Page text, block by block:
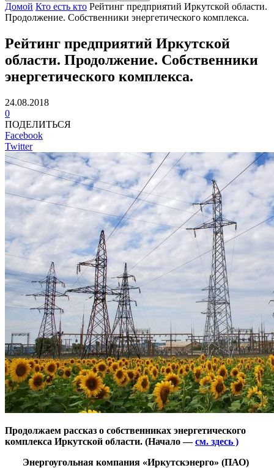
Домой Кто есть кто Рейтинг предприятий Иркутской области.
Продолжение. Собственники энергетического комплекса.
Рейтинг предприятий Иркутской
области. Продолжение. Собственники
энергетического комплекса.
24.08.2018
0
ПОДЕЛИТЬСЯ
Facebook
Twitter
Продолжаем рассказ о собственниках энергетического
комплекса Иркутской области. (Начало —см. здесь )
Энергоугольная компания «Иркутскэнерго» (ПАО)